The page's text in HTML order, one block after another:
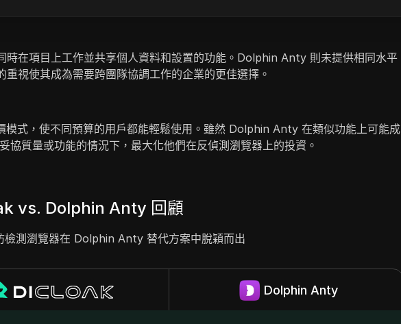
可以輕鬆訪問工具和功能，提升整體滿意度和生產力。
在項目上工作並共享個人資料和設置的功能。Dolphin Anty 則未提供相同水平
視使其成為需要跨團隊協調工作的企業的更佳選擇。
式，使不同預算的用戶都能輕鬆使用。雖然 Dolphin Anty 在類似功能上可能成
質量或功能的情況下，最大化他們在反偵測瀏覽器上的投資。
vs. Dolphin Anty 回顧
檢測瀏覽器在 Dolphin Anty 替代方案中脫穎而出
Dolphin Anty